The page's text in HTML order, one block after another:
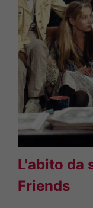
L'abito da
Friends